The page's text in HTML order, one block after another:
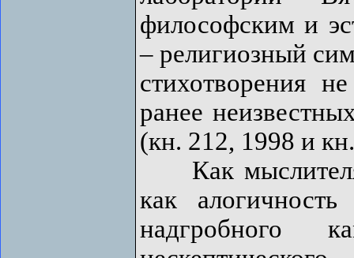
философским и
– религиозный
стихотворения
ранее
(кн. 212, 1998 и
Как мыслителя
как
надгробного